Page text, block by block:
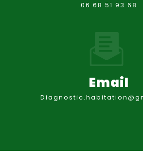
06 68 51 93 68
Email